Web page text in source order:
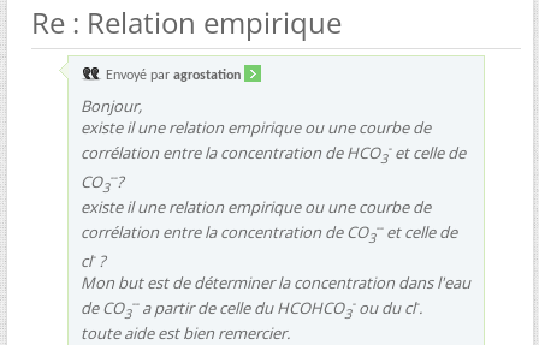
Re : Relation empirique
Envoyé par agrostation
Bonjour,
existe il une relation empirique ou une courbe de
corrélation entre la concentration de HCO3
-et celle de
CO3
--?
existe il une relation empirique ou une courbe de
corrélation entre la concentration de CO3
--et celle de
cl-?
Mon but est de déterminer la concentration dans l'eau
de CO3
--a partir de celle du HCOHCO3
-ou du cl-.
toute aide est bien remercier.